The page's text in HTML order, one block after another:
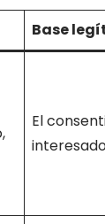
Base
El